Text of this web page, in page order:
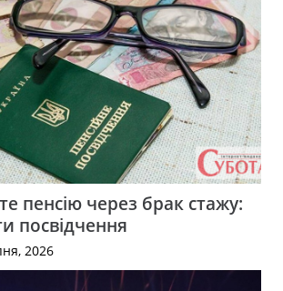
пенсію через брак стажу:
посвідчення
2026